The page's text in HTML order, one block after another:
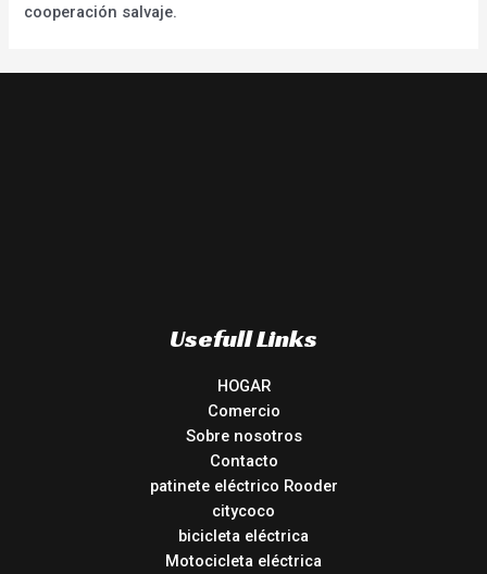
cooperación salvaje.
Usefull Links
HOGAR
Comercio
Sobre nosotros
Contacto
patinete eléctrico Rooder
citycoco
bicicleta eléctrica
Motocicleta eléctrica